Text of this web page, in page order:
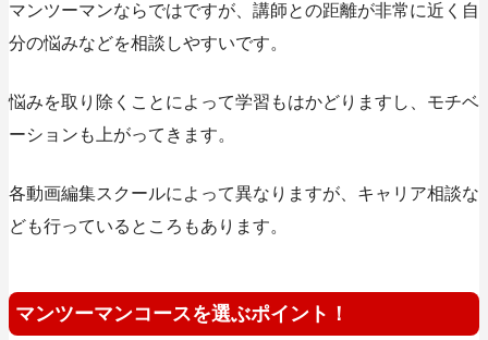
マンツーマンならではですが、講師との距離が非常に近く自
分の悩みなどを相談しやすいです。
悩みを取り除くことによって学習もはかどりますし、モチベ
ーションも上がってきます。
各動画編集スクールによって異なりますが、キャリア相談な
ども行っているところもあります。
マンツーマンコースを選ぶポイント！